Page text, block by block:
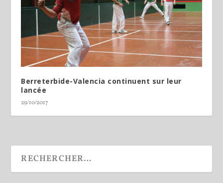
Berreterbide-Valencia continuent sur leur
lancée
29/10/2017